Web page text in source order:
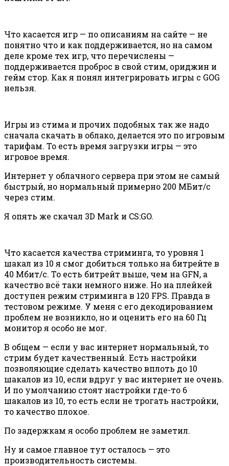
Что касается игр — по описаниям на сайте — не
понятно что и как поддерживается, но на самом
деле кроме тех игр, что перечислены —
поддерживается проброс в свой стим, ориджин и
гейм стор. Как я понял интегрировать игры с GOG
нельзя.
Игры из стима и прочих подобных так же надо
сначала скачать в облако, делается это по игровым
тарифам. То есть время загрузки игры — это
игровое время.
Интернет у облачного сервера при этом не самый
быстрый, но нормальный примерно 200 МБит/с
через стим.
Я опять же скачал 3D Mark и CS:GO.
Что касается качества стриминга, то уровня 1
шакал из 10 я смог добиться только на битрейте в
40 Мбит/с. То есть битрейт выше, чем на GFN, а
качество всё таки немного ниже. Но на плейкей
доступен режим стриминга в 120 FPS. Правда в
тестовом режиме. У меня с его декодированием
проблем не возникло, но и оценить его на 60 Гц
монитор я особо не мог.
В общем — если у вас интернет нормальный, то
стрим будет качественный. Есть настройки
позволяющие сделать качество вплоть до 10
шакалов из 10, если вдруг у вас интернет не очень.
И по умолчанию стоят настройки где-то 6
шакалов из 10, то есть если не трогать настройки,
то качество плохое.
По задержкам я особо проблем не заметил.
Ну и самое главное тут осталось — это
производительность системы.